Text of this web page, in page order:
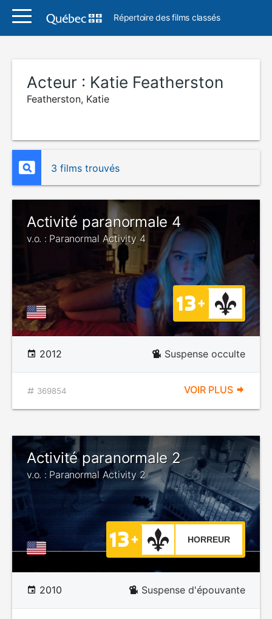
Répertoire des films classés
Acteur : Katie Featherston
Featherston, Katie
3 films trouvés
Activité paranormale 4
v.o. : Paranormal Activity 4
2012 Suspense occulte
369854 VOIR PLUS
Activité paranormale 2
v.o. : Paranormal Activity 2
HORREUR
2010 Suspense d'épouvante